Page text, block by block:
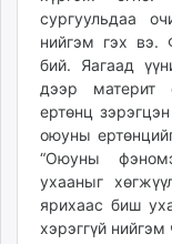
сургуульдаа
нийгэм гэх вэ.
бий. Яагаад
дээр материт
ертөнц
оюуны
“Оюуны
ухааныг
ярихаас биш
хэрэггүй